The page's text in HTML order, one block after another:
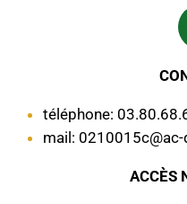
téléphone:
mail:
ACCÈS